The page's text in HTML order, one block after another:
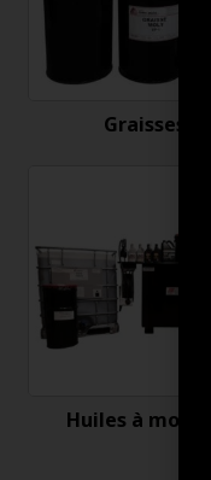
Graisses
Huiles à moteur